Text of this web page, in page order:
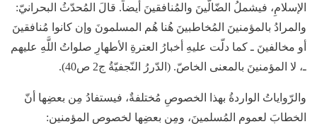
الإسلامِ، فيشملُ الضّالّينَ والمُنافقينَ أيضاً. قالَ المُحدّثُ البحرانيّ:
والمرادُ بالمؤمنينَ المُخاطبينَ هُنا هُم المسلمونَ وإن كانوا مُنافقينَ
أو مخالفينَ ـ كما دلّت عليهِ أخبارُ العترةِ الأطهارِ صلواتُ اللَّهِ عليهم
ـ، لا المؤمنينَ بالمعنى الخاصّ. (الدّررُ النّجفيّةُ ج2 ص40).
والرّواياتُ الواردةُ بهذا الخصوصِ مُختلفةٌ، فيستفادُ مِن بعضِها أنّ
الخطابَ لعمومِ المُسلمينَ، ومِن بعضِها لخصوصِ المؤمنين: